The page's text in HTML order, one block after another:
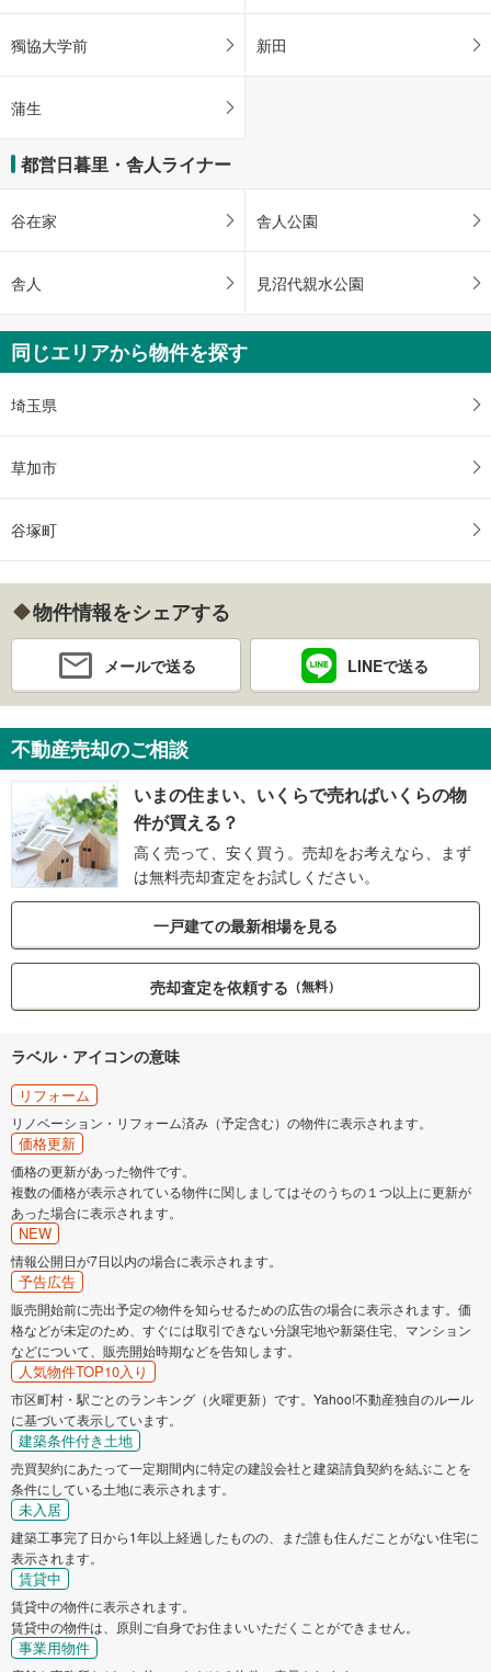
獨協大学前 新田
蒲生
都営日暮里・舎人ライナー
谷在家 舎人公園
舎人 見沼代親水公園
同じエリアから物件を探す
埼玉県
草加市
谷塚町
物件情報をシェアする
メールで送る LINEで送る
不動産売却のご相談
いまの住まい、いくらで売ればいくらの物
件が買える？
高く売って、安く買う。売却をお考えなら、まず
は無料売却査定をお試しください。
一戸建ての最新相場を見る
売却査定を依頼する （無料）
ラベル・アイコンの意味
リフォーム
リノベーション・リフォーム済み（予定含む）の物件に表示されます。
価格更新
価格の更新があった物件です。
複数の価格が表示されている物件に関しましてはそのうちの１つ以上に更新が
あった場合に表示されます。
NEW
情報公開日が7日以内の場合に表示されます。
予告広告
販売開始前に売出予定の物件を知らせるための広告の場合に表示されます。価
格などが未定のため、すぐには取引できない分譲宅地や新築住宅、マンション
などについて、販売開始時期などを告知します。
人気物件TOP10入り
市区町村・駅ごとのランキング（火曜更新）です。Yahoo!不動産独自のルール
に基づいて表示しています。
建築条件付き土地
売買契約にあたって一定期間内に特定の建設会社と建築請負契約を結ぶことを
条件にしている土地に表示されます。
未入居
建築工事完了日から1年以上経過したものの、まだ誰も住んだことがない住宅に
表示されます。
賃貸中
賃貸中の物件に表示されます。
賃貸中の物件は、原則ご自身でお住まいいただくことができません。
事業用物件